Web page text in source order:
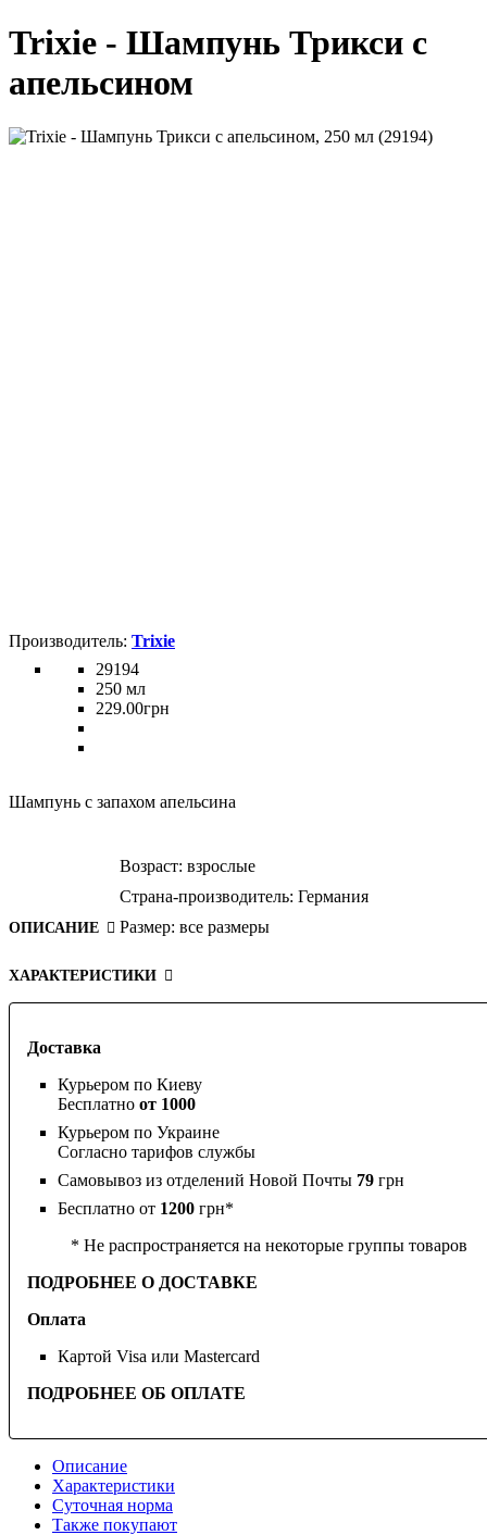
Trixie - Шампунь Трикси с
апельсином
Доставка
Курьером по Киеву
Бесплатно от 1000
Курьером по Украине
Согласно тарифов службы
Самовывоз из отделений Новой Почты 79 грн
Бесплатно от 1200 грн*
* Не распространяется на некоторые группы товаров
ПОДРОБНЕЕ О ДОСТАВКЕ
Оплата
Картой Visa или Mastercard
ПОДРОБНЕЕ ОБ ОПЛАТЕ
Trixie
29194
250 мл
229.00грн
Шампунь с запахом апельсина
ОПИСАНИЕ
Возраст: взрослые
Страна-производитель: Германия
Размер: все размеры
ХАРАКТЕРИСТИКИ
Описание
Характеристики
Суточная норма
Также покупают